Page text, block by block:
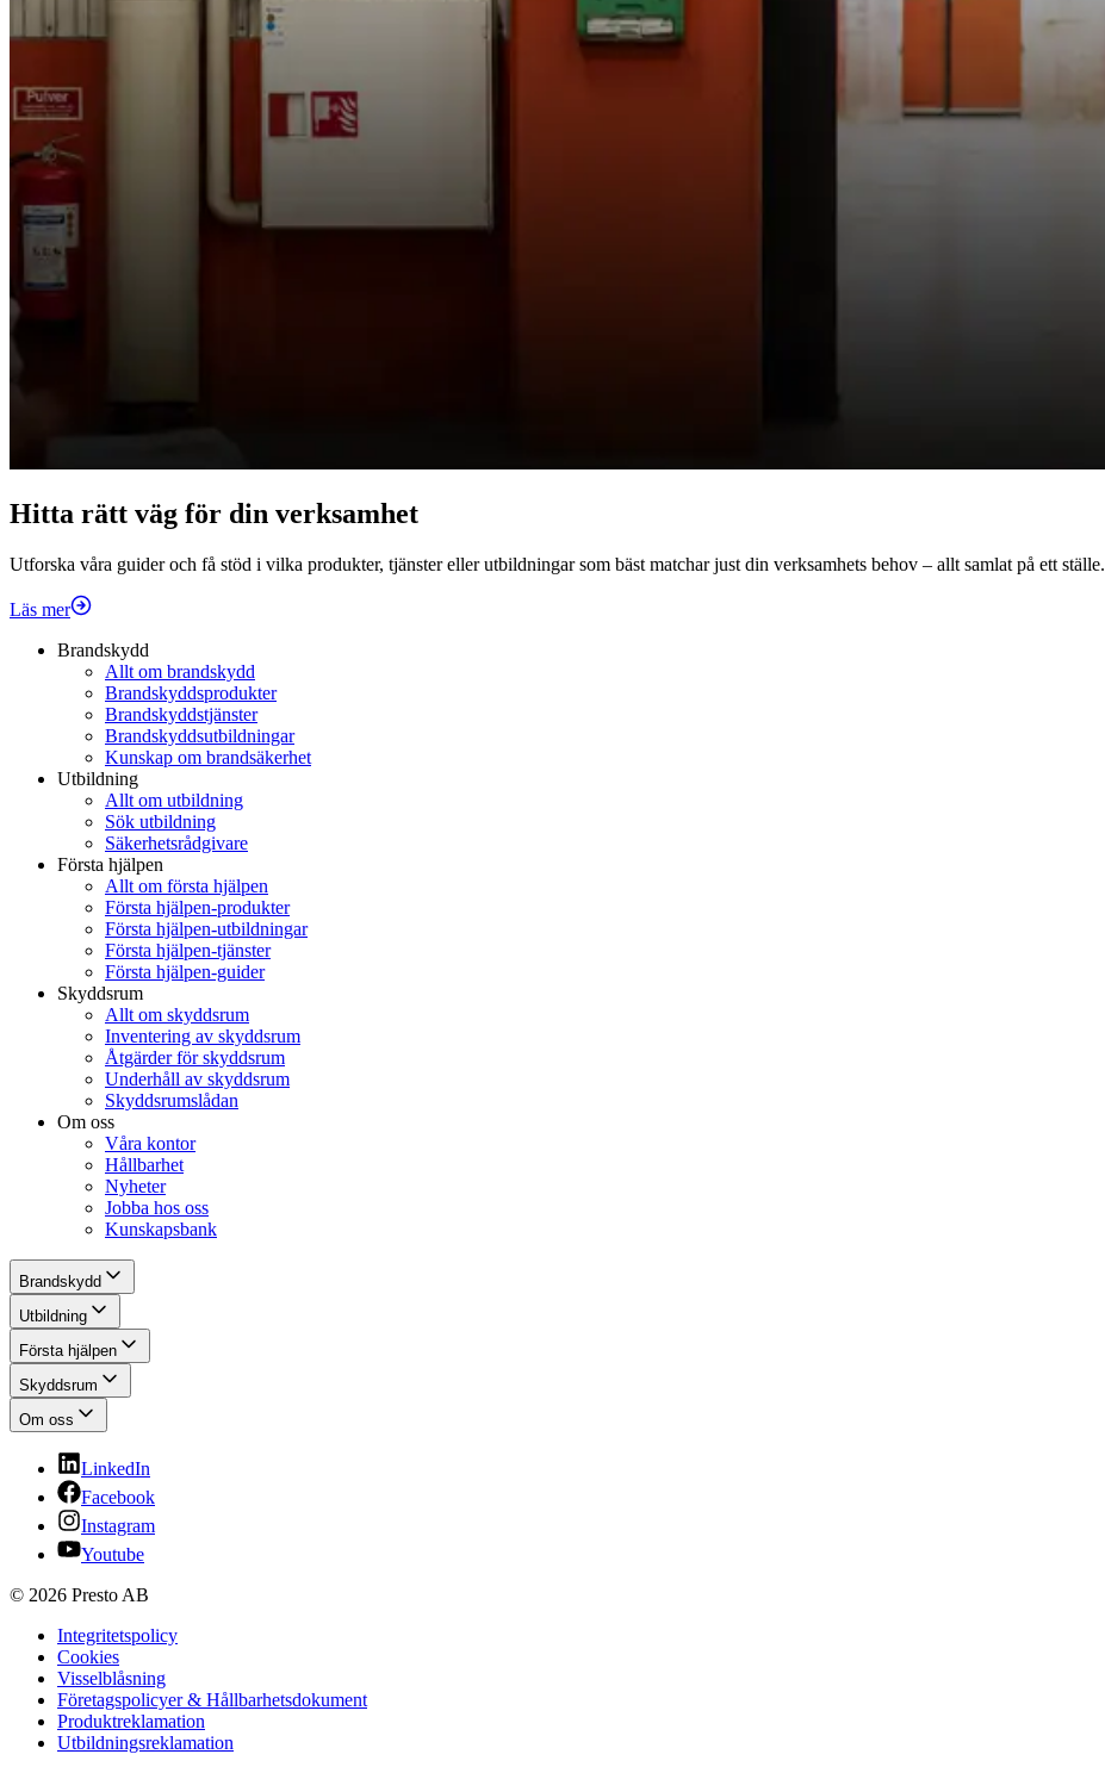
Hitta rätt väg för din verksamhet
Utforska våra guider och få stöd i vilka produkter, tjänster eller utbildningar som bäst matchar just din verksamhets behov – allt samlat på ett ställe.
Läs mer
Brandskydd
Allt om brandskydd
Brandskyddsprodukter
Brandskyddstjänster
Brandskyddsutbildningar
Kunskap om brandsäkerhet
Utbildning
Allt om utbildning
Sök utbildning
Säkerhetsrådgivare
Första hjälpen
Allt om första hjälpen
Första hjälpen-produkter
Första hjälpen-utbildningar
Första hjälpen-tjänster
Första hjälpen-guider
Skyddsrum
Allt om skyddsrum
Inventering av skyddsrum
Åtgärder för skyddsrum
Underhåll av skyddsrum
Skyddsrumslådan
Om oss
Våra kontor
Hållbarhet
Nyheter
Jobba hos oss
Kunskapsbank
Brandskydd
Utbildning
Första hjälpen
Skyddsrum
Om oss
LinkedIn
Facebook
Instagram
Youtube
© 2026 Presto AB
Integritetspolicy
Cookies
Visselblåsning
Företagspolicyer & Hållbarhetsdokument
Produktreklamation
Utbildningsreklamation